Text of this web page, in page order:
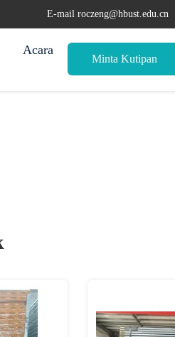
E-mail roczeng@hbust.edu.cn
Acara
Minta Kutipan